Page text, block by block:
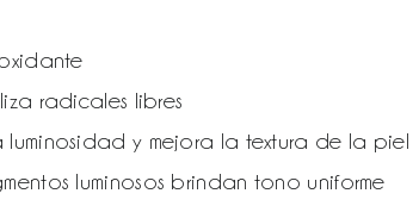
radicales libres
luminosidad y mejora la textura de la piel
luminosos brindan tono uniforme